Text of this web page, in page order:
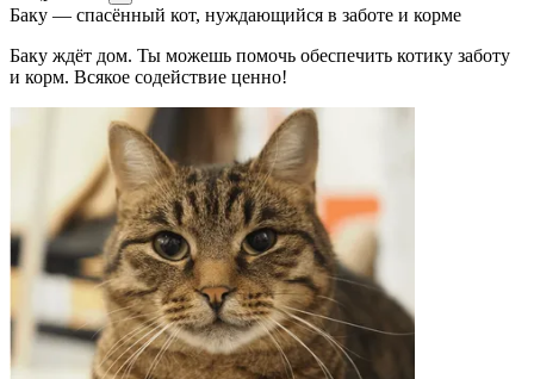
Баку — спасённый кот, нуждающийся в заботе и корме
Баку ждёт дом. Ты можешь помочь обеспечить котику заботу
и корм. Всякое содействие ценно!